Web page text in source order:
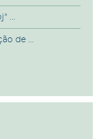
...
de ...